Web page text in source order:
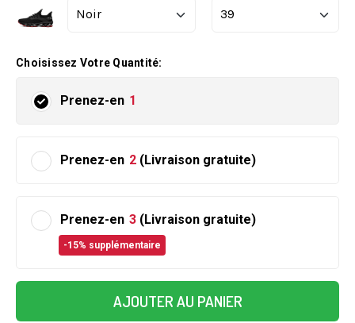
Choisissez Votre Quantité:
Prenez-en 1
Prenez-en 2 (Livraison gratuite)
Prenez-en 3 (Livraison gratuite)
-15% supplémentaire
AJOUTER AU PANIER